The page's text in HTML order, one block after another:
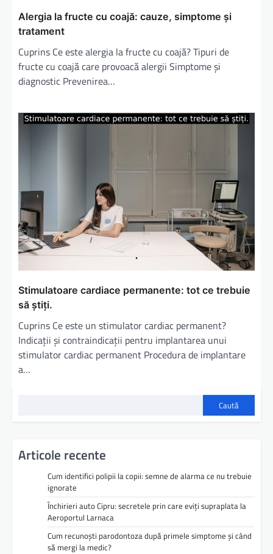
Alergia la fructe cu coajă: cauze, simptome și
tratament
Cuprins Ce este alergia la fructe cu coajă? Tipuri de
fructe cu coajă care provoacă alergii Simptome și
diagnostic Prevenirea…
Stimulatoare cardiace permanente: tot ce trebuie
să știți.
Cuprins Ce este un stimulator cardiac permanent?
Indicații și contraindicații pentru implantarea unui
stimulator cardiac permanent Procedura de implantare
a…
Caută
Articole recente
Cum identifici polipii la copii: semne de alarma ce nu trebuie
ignorate
Închirieri auto Cipru: secretele prin care eviți supraplata la
Aeroportul Larnaca
Cum recunoști parodontoza după primele simptome și când
să mergi la medic?